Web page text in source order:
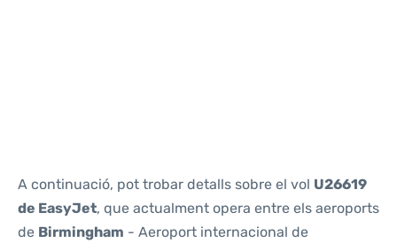
A continuació, pot trobar detalls sobre el vol U26619
de EasyJet, que actualment opera entre els aeroports
de Birmingham - Aeroport internacional de